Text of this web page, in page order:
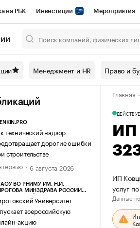
на РБК Инвестиции Мероприятия
СПб Конференции СПб
и медиа Рынок наличной
Менеджмент и HR Право и
технический надзор
дорогие ошибки
строительстве
6 августа 2026
ВО РНИМУ ИМ. Н.И.
МИНЗДРАВА РОССИИ
Университет
всероссийскую
акцию
Главная
ИП
ИП
услуг
Данные